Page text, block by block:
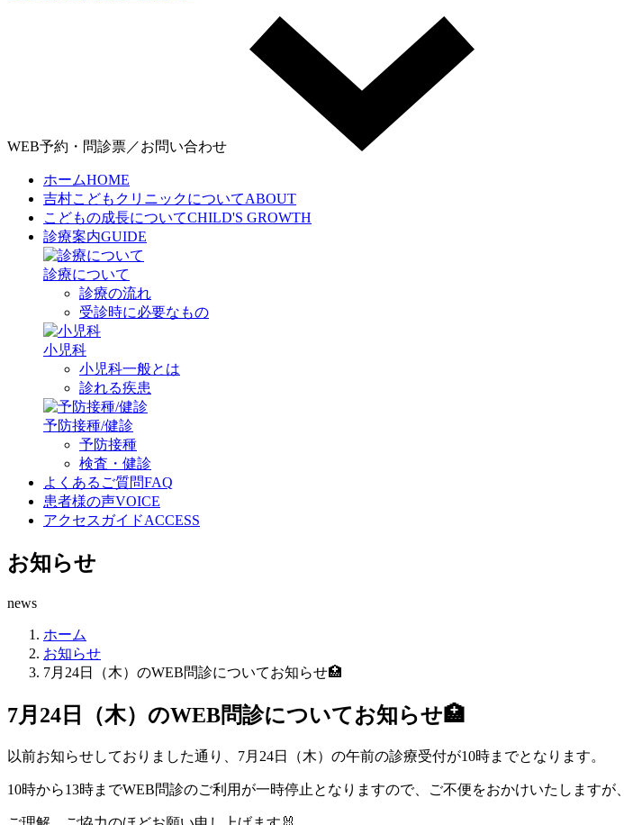
WEB予約・問診票／お問い合わせ
ホームHOME
吉村こどもクリニックについてABOUT
こどもの成長についてCHILD'S GROWTH
診療案内GUIDE
診療について
診療の流れ
受診時に必要なもの
小児科
小児科一般とは
診れる疾患
予防接種/健診
予防接種
検査・健診
よくあるご質問FAQ
患者様の声VOICE
アクセスガイドACCESS
お知らせ
news
ホーム
お知らせ
7月24日（木）のWEB問診についてお知らせ🏥
7月24日（木）のWEB問診についてお知らせ🏥
以前お知らせしておりました通り、7月24日（木）の午前の診療受付が10時までとなります。
10時から13時までWEB問診のご利用が一時停止となりますので、ご不便をおかけいたしますが、